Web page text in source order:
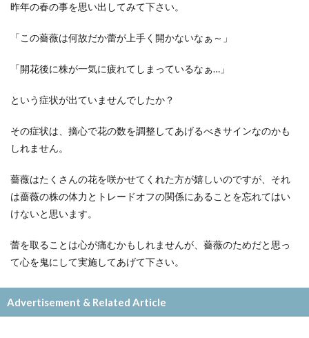
昨年の春の事を思い出してみて下さい。
「この薔薇は何故だか蕾が上手く開かないなぁ～」
「開花後に株が一気に疲れてしまっているなぁ…」
という症状が出ていませんでしたか？
その症状は、摘心で花の数を調整してあげるべきサインなのかも
しれません。
薔薇はたくさんの花を咲かせてくれた方が嬉しいのですが、それ
は薔薇の株の体力とトレードオフの関係にあることを忘れてはい
けないと思います。
蕾を取ることは心が痛むかもしれませんが、薔薇のためだと思っ
て心を鬼にして実施してあげて下さい。
Advertisement & Related Article